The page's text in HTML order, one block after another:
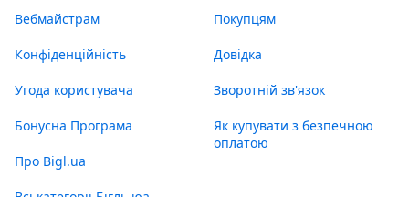
Вебмайстрам
Конфіденційність
Угода користувача
Бонусна Програма
Про Bigl.ua
Покупцям
Довідка
Зворотній зв'язок
Як купувати з безпечною
оплатою